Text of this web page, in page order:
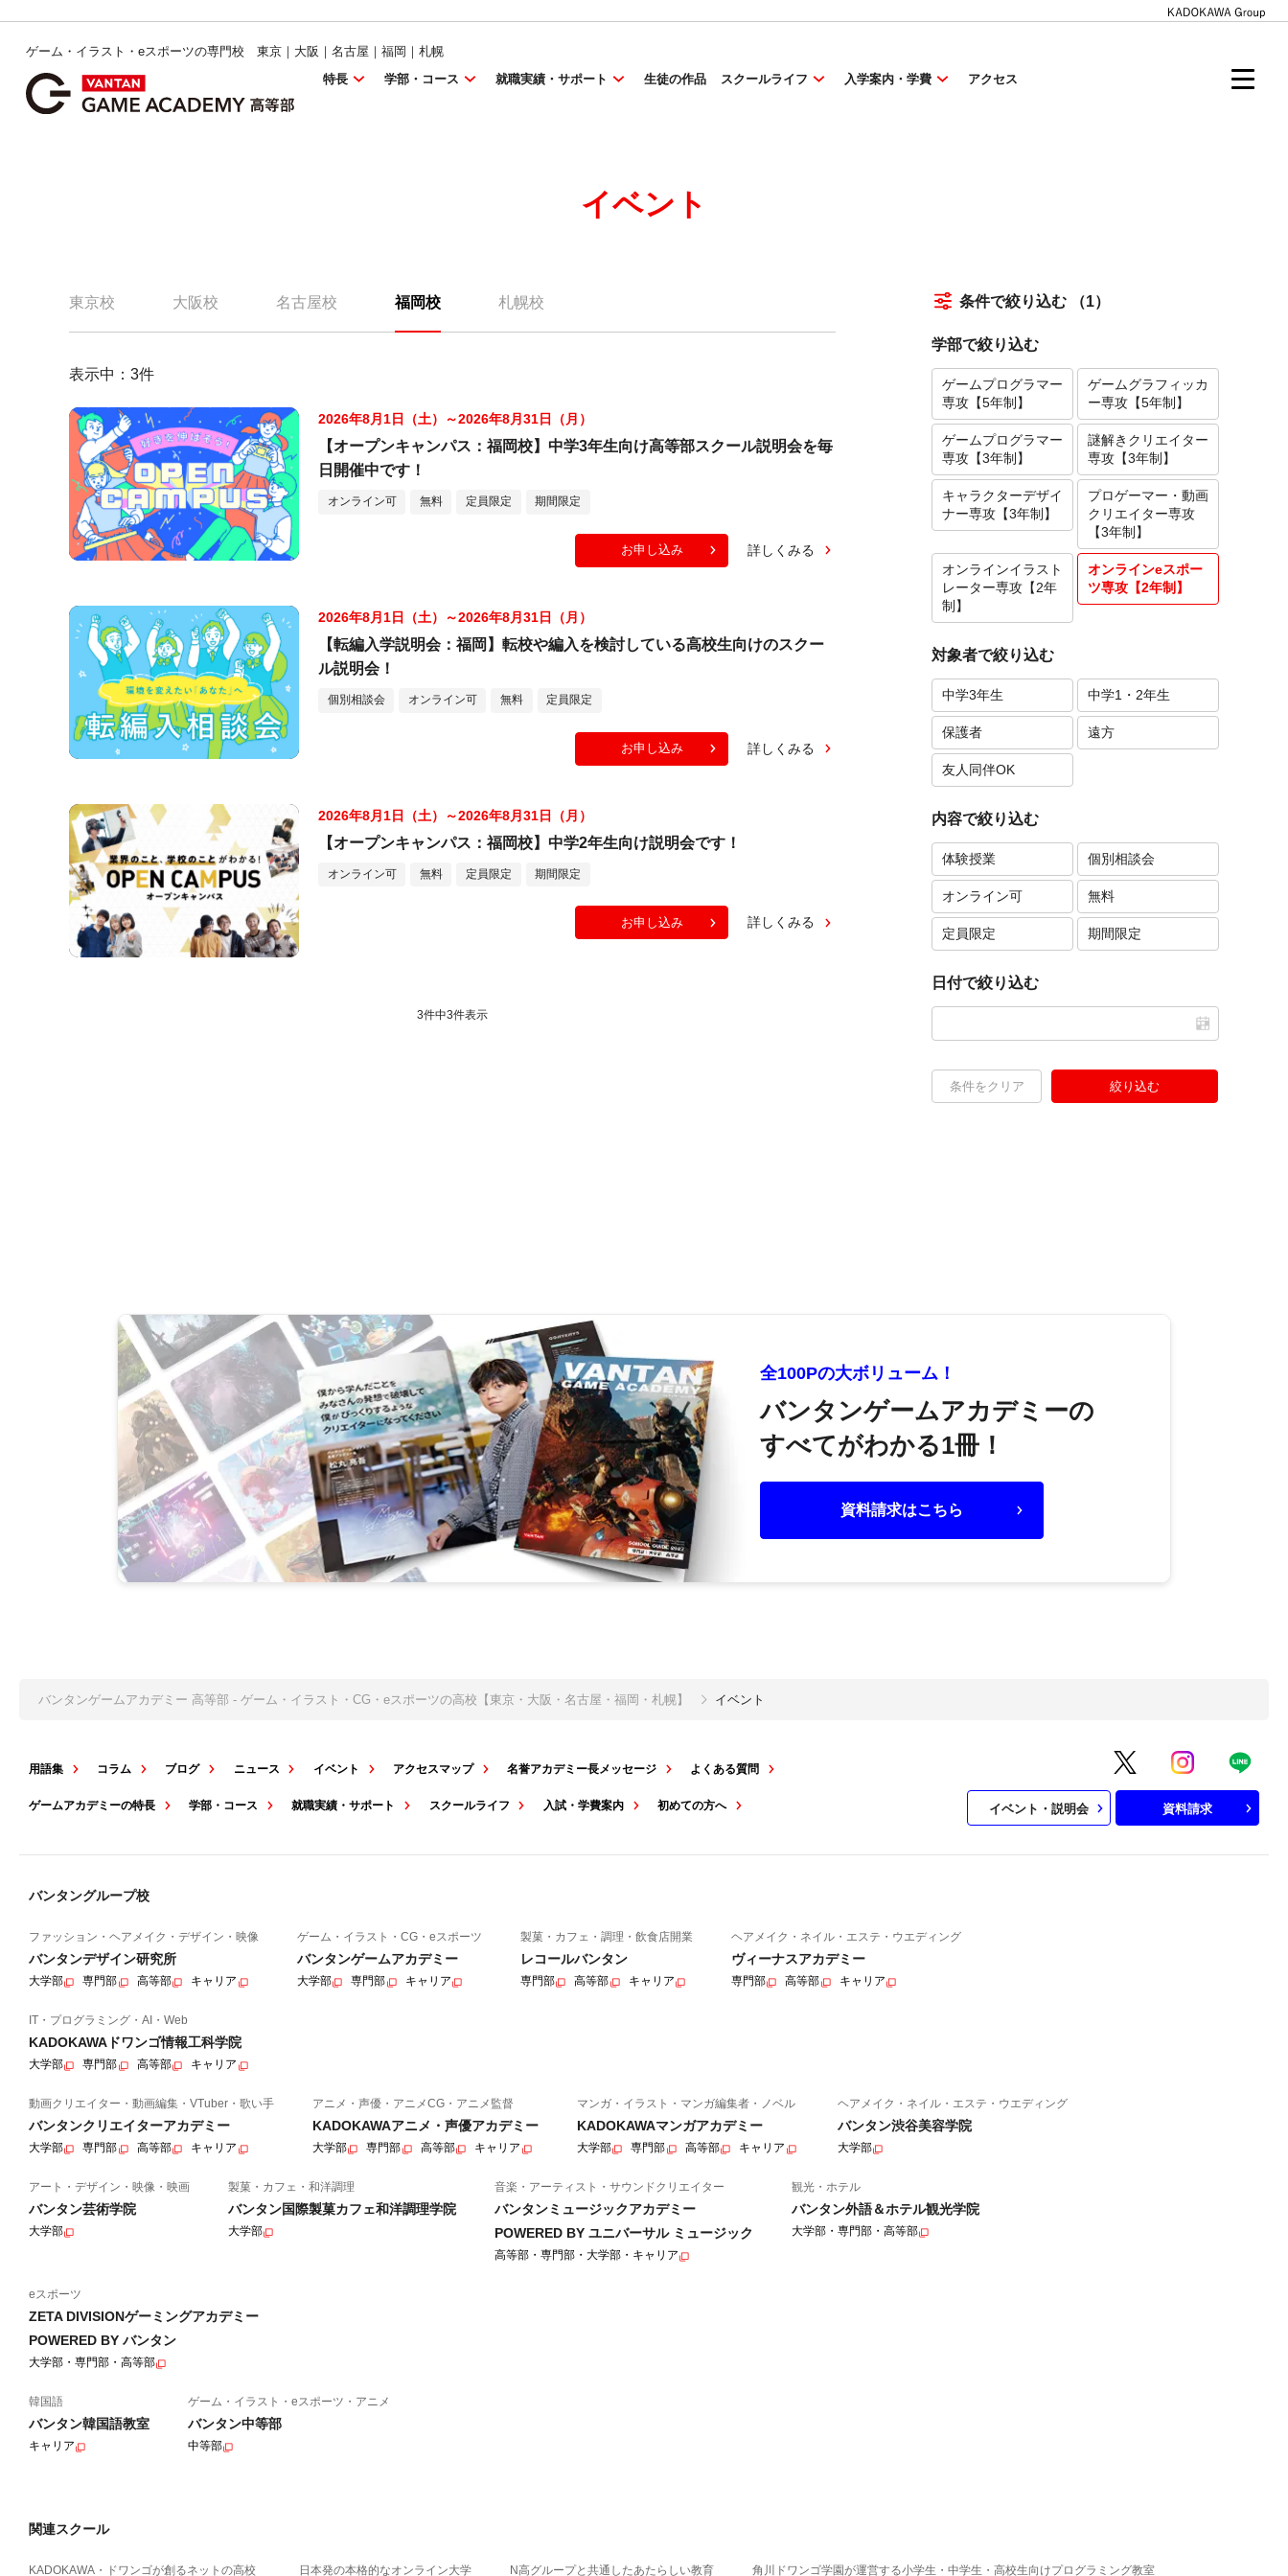
ゲーム・イラスト・eスポーツの専門校 東京｜大阪｜名古屋｜福岡｜札幌
特長
学部・コース 就職実績・サポート 生徒の作品 スクールライフ 入学案内・学費 アクセス
イベント
東京校 大阪校 名古屋校 福岡校 札幌校
表示中： 3件
2026年8月1日（土）～2026年8月31日（月）
【オープンキャンパス：福岡校】中学3年生向け高等部スクール説明会を毎
日開催中です！
オンライン可 無料 定員限定 期間限定
お申し込み 詳しくみる
2026年8月1日（土）～2026年8月31日（月）
【転編入学説明会：福岡】転校や編入を検討している高校生向けのスクー
ル説明会！
個別相談会 オンライン可 無料 定員限定
お申し込み 詳しくみる
2026年8月1日（土）～2026年8月31日（月）
【オープンキャンパス：福岡校】中学2年生向け説明会です！
オンライン可 無料 定員限定 期間限定
お申し込み 詳しくみる
3件中3件表示
条件で絞り込む （1）
学部で絞り込む
ゲームプログラマー
専攻【5年制】
ゲームグラフィッカ
ー専攻【5年制】
ゲームプログラマー
専攻【3年制】
謎解きクリエイター
専攻【3年制】
キャラクターデザイ
ナー専攻【3年制】
プロゲーマー・動画
クリエイター専攻
【3年制】
オンラインイラスト
レーター専攻【2年
制】
オンラインeスポー
ツ専攻【2年制】
対象者で絞り込む
中学3年生 中学1・2年生
保護者 遠方
友人同伴OK
内容で絞り込む
体験授業 個別相談会
オンライン可 無料
定員限定 期間限定
日付で絞り込む
条件をクリア 絞り込む
全100Pの大ボリューム！
バンタンゲームアカデミーの
すべてがわかる1冊！
資料請求はこちら
バンタンゲームアカデミー 高等部 - ゲーム・イラスト・CG・eスポーツの高校【東京・大阪・名古屋・福岡・札幌】 イベント
用語集 コラム ブログ ニュース イベント アクセスマップ 名誉アカデミー長メッセージ よくある質問
ゲームアカデミーの特長 学部・コース 就職実績・サポート スクールライフ 入試・学費案内 初めての方へ イベント・説明会 資料請求
バンタングループ校
ファッション・ヘアメイク・デザイン・映像
バンタンデザイン研究所
大学部 専門部 高等部 キャリア
ゲーム・イラスト・CG・eスポーツ
バンタンゲームアカデミー
大学部 専門部 キャリア
製菓・カフェ・調理・飲食店開業
レコールバンタン
専門部 高等部 キャリア
ヘアメイク・ネイル・エステ・ウエディング
ヴィーナスアカデミー
専門部 高等部 キャリア
IT・プログラミング・AI・Web
KADOKAWAドワンゴ情報工科学院
大学部 専門部 高等部 キャリア
動画クリエイター・動画編集・VTuber・歌い手
バンタンクリエイターアカデミー
大学部 専門部 高等部 キャリア
アニメ・声優・アニメCG・アニメ監督
KADOKAWAアニメ・声優アカデミー
大学部 専門部 高等部 キャリア
マンガ・イラスト・マンガ編集者・ノベル
KADOKAWAマンガアカデミー
大学部 専門部 高等部 キャリア
ヘアメイク・ネイル・エステ・ウエディング
バンタン渋谷美容学院
大学部
アート・デザイン・映像・映画
バンタン芸術学院
大学部
製菓・カフェ・和洋調理
バンタン国際製菓カフェ和洋調理学院
大学部
音楽・アーティスト・サウンドクリエイター
バンタンミュージックアカデミー
POWERED BY ユニバーサル ミュージック
高等部・専門部・大学部・キャリア
観光・ホテル
バンタン外語＆ホテル観光学院
大学部・専門部・高等部
eスポーツ
ZETA DIVISIONゲーミングアカデミー
POWERED BY バンタン
大学部・専門部・高等部
韓国語
バンタン韓国語教室
キャリア
ゲーム・イラスト・eスポーツ・アニメ
バンタン中等部
中等部
関連スクール
KADOKAWA・ドワンゴが創るネットの高校 日本発の本格的なオンライン大学 N高グループと共通したあたらしい教育 角川ドワンゴ学園が運営する小学生・中学生・高校生向けプログラミング教室